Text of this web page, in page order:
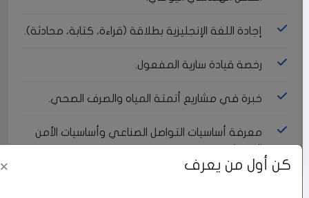
إجادة اللغة الإنجليزية بطلاقة (قراءة، كتابة، محادثة).
رخصة قيادة سارية المفعول.
خبرة في مشاريع أتمتة المياه والصرف الصحي.
معرفة أساسيات التواصل الصناعي وأساسيات الأمن
كن أول من يعرف ×